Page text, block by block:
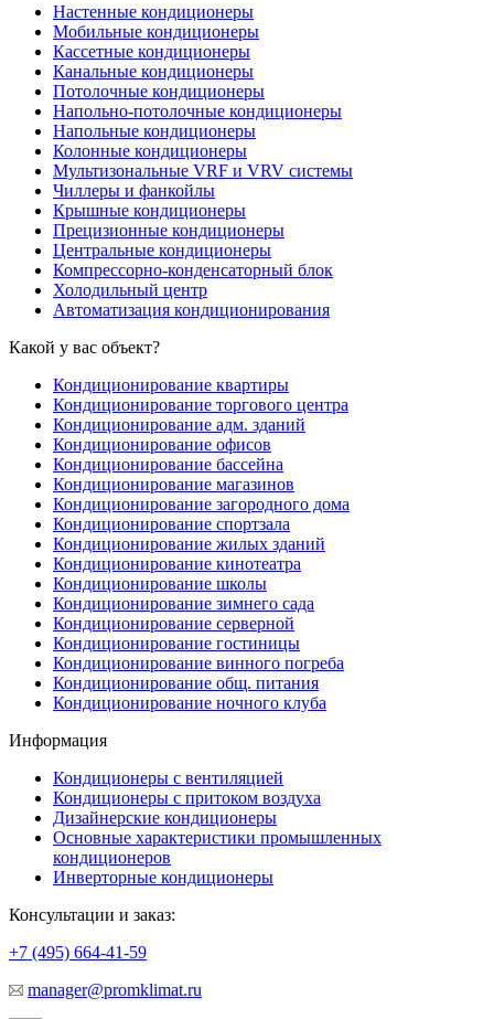
Настенные кондиционеры
Мобильные кондиционеры
Кассетные кондиционеры
Канальные кондиционеры
Потолочные кондиционеры
Напольно-потолочные кондиционеры
Напольные кондиционеры
Колонные кондиционеры
Мультизональные VRF и VRV системы
Чиллеры и фанкойлы
Крышные кондиционеры
Прецизионные кондиционеры
Центральные кондиционеры
Компрессорно-конденсаторный блок
Холодильный центр
Автоматизация кондиционирования
Какой у вас объект?
Кондиционирование квартиры
Кондиционирование торгового центра
Кондиционирование адм. зданий
Кондиционирование офисов
Кондиционирование бассейна
Кондиционирование магазинов
Кондиционирование загородного дома
Кондиционирование спортзала
Кондиционирование жилых зданий
Кондиционирование кинотеатра
Кондиционирование школы
Кондиционирование зимнего сада
Кондиционирование серверной
Кондиционирование гостиницы
Кондиционирование винного погреба
Кондиционирование общ. питания
Кондиционирование ночного клуба
Информация
Кондиционеры с вентиляцией
Кондиционеры с притоком воздуха
Дизайнерские кондиционеры
Основные характеристики промышленных
кондиционеров
Инверторные кондиционеры
Консультации и заказ:
+7 (495) 664-41-59
manager@promklimat.ru